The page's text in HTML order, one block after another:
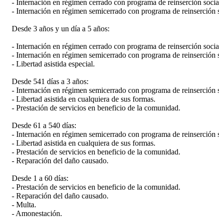
- Internación en régimen cerrado con programa de reinserción
- Internación en régimen semicerrado con programa de reinserción
Desde 3 años y un día a 5 años:
- Internación en régimen cerrado con programa de reinserción
- Internación en régimen semicerrado con programa de reinserción
- Libertad asistida especial.
Desde 541 días a 3 años:
- Internación en régimen semicerrado con programa de reinserción
- Libertad asistida en cualquiera de sus formas.
- Prestación de servicios en beneficio de la comunidad.
Desde 61 a 540 días:
- Internación en régimen semicerrado con programa de reinserción
- Libertad asistida en cualquiera de sus formas.
- Prestación de servicios en beneficio de la comunidad.
- Reparación del daño causado.
Desde 1 a 60 días:
- Prestación de servicios en beneficio de la comunidad.
- Reparación del daño causado.
- Multa.
- Amonestación.